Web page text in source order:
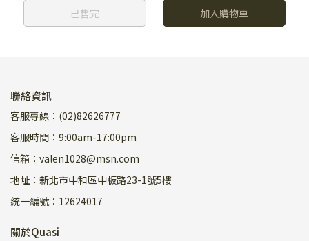
已售完 加入購物車
聯絡資訊
客服專線：(02)82626777
客服時間：9:00am-17:00pm
信箱：valen1028@msn.com
地址：新北市中和區中板路23-1號5樓
統一編號：12624017
關於Quasi